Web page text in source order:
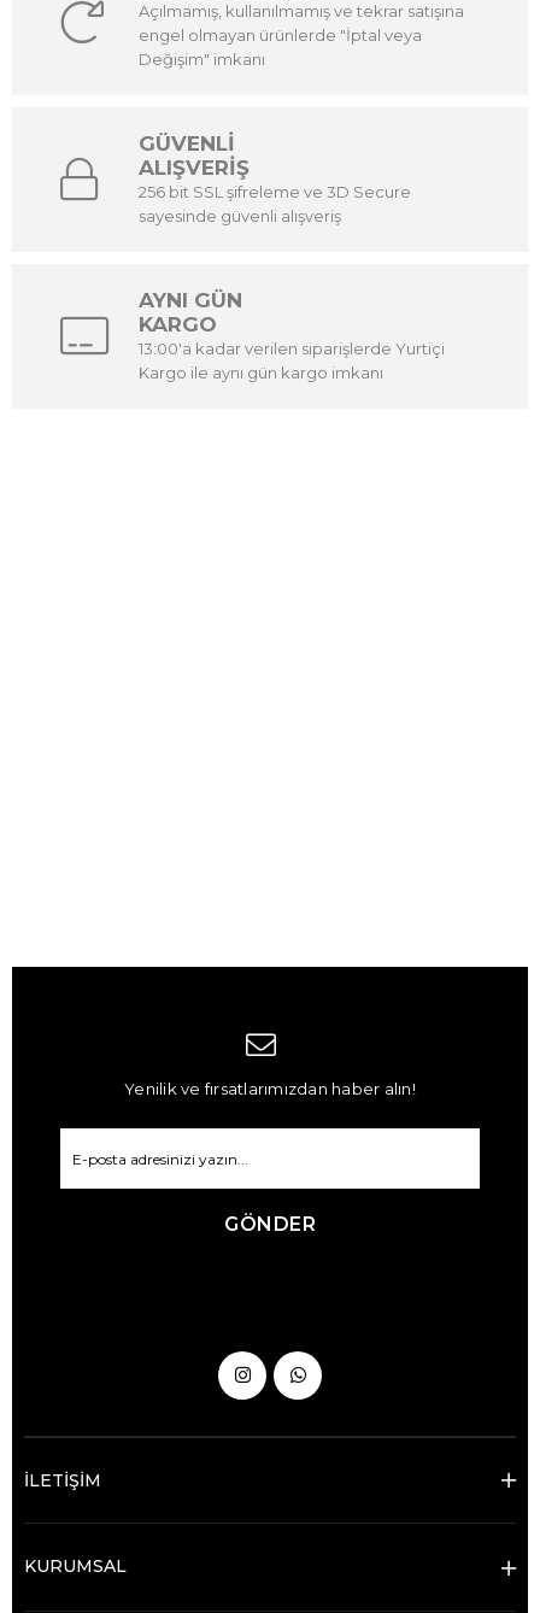
Açılmamış, kullanılmamış ve tekrar satışına
engel olmayan ürünlerde "İptal veya
Değişim" imkanı
GÜVENLİ
ALIŞVERİŞ
256 bit SSL şifreleme ve 3D Secure
sayesinde güvenli alışveriş
AYNI GÜN
KARGO
13:00'a kadar verilen siparişlerde Yurtiçi
Kargo ile aynı gün kargo imkanı
Yenilik ve fırsatlarımızdan haber alın!
GÖNDER
İLETİŞİM
KURUMSAL